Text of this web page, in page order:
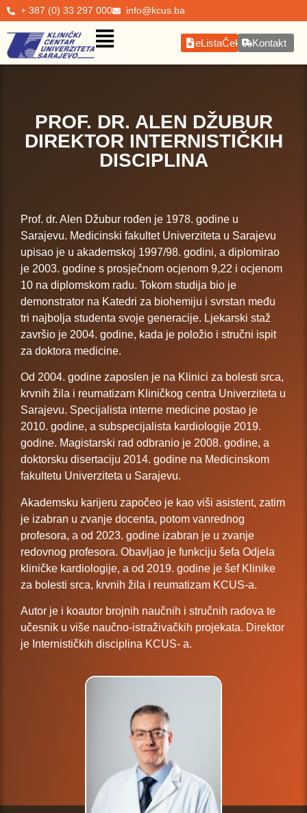
+ 387 (0) 33 297 000 info@kcus.ba
eListaČekanjaKontakt
PROF. DR. ALEN DŽUBUR
DIREKTOR INTERNISTIČKIH
DISCIPLINA
Prof. dr. Alen Džubur rođen je 1978. godine u
Sarajevu. Medicinski fakultet Univerziteta u Sarajevu
upisao je u akademskoj 1997/98. godini, a diplomirao
je 2003. godine s prosječnom ocjenom 9,22 i ocjenom
10 na diplomskom radu. Tokom studija bio je
demonstrator na Katedri za biohemiju i svrstan među
tri najbolja studenta svoje generacije. Ljekarski staž
završio je 2004. godine, kada je položio i stručni ispit
za doktora medicine.
Od 2004. godine zaposlen je na Klinici za bolesti srca,
krvnih žila i reumatizam Kliničkog centra Univerziteta u
Sarajevu. Specijalista interne medicine postao je
2010. godine, a subspecijalista kardiologije 2019.
godine. Magistarski rad odbranio je 2008. godine, a
doktorsku disertaciju 2014. godine na Medicinskom
fakultetu Univerziteta u Sarajevu.
Akademsku karijeru započeo je kao viši asistent, zatim
je izabran u zvanje docenta, potom vanrednog
profesora, a od 2023. godine izabran je u zvanje
redovnog profesora. Obavljao je funkciju šefa Odjela
kliničke kardiologije, a od 2019. godine je šef Klinike
za bolesti srca, krvnih žila i reumatizam KCUS-a.
Autor je i koautor brojnih naučnih i stručnih radova te
učesnik u više naučno-istraživačkih projekata. Direktor
je Internističkih disciplina KCUS- a.